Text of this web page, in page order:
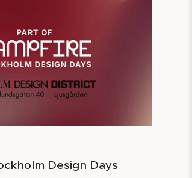
Design Days